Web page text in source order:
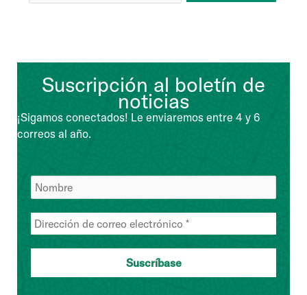
Suscripción al boletín de
noticias
¡Sigamos conectados! Le enviaremos entre 4 y 6
correos al año.